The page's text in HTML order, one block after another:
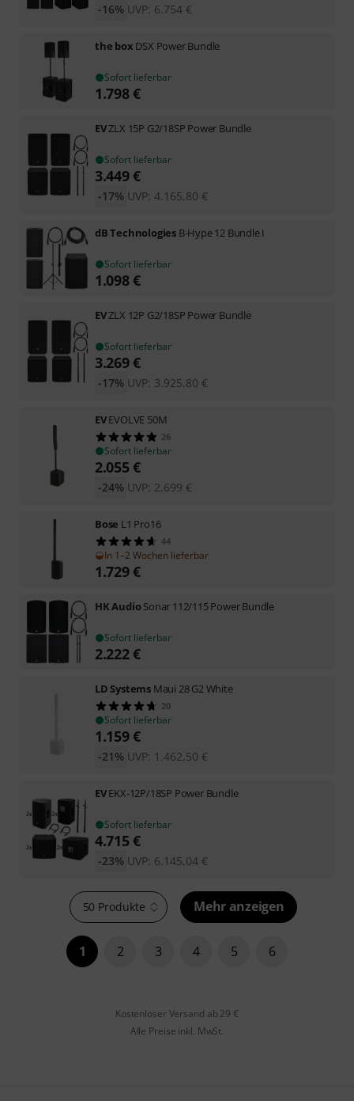
UVP: 6.754 €
-16%
the box DSX Power Bundle
Sofort lieferbar
1.798€
EVZLX 15P G2/18SP Power Bundle
Sofort lieferbar
3.449€
UVP: 4.165,80 €
-17%
dB Technologies B-Hype 12 Bundle I
Sofort lieferbar
1.098€
EVZLX 12P G2/18SP Power Bundle
Sofort lieferbar
3.269€
UVP: 3.925,80 €
-17%
EVEVOLVE 50M
26
Sofort lieferbar
2.055€
UVP: 2.699 €
-24%
Bose L1 Pro16
44
In 1–2 Wochen lieferbar
1.729€
HK AudioSonar 112/115 Power Bundle
Sofort lieferbar
2.222€
LD Systems Maui 28 G2 White
20
Sofort lieferbar
1.159€
UVP: 1.462,50 €
-21%
EVEKX-12P/18SP Power Bundle
Sofort lieferbar
4.715€
UVP: 6.145,04 €
-23%
50 Produkte Mehr anzeigen
1 2 3 4 5 6
Kostenloser Versand ab 29 €
Alle Preise inkl. MwSt.